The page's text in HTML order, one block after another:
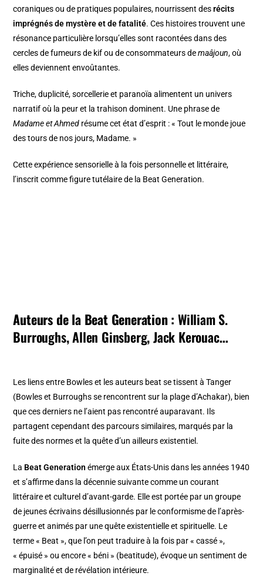
coraniques ou de pratiques populaires, nourrissent desrécits
imprégnés de mystère et de fatalité. Ces histoires trouvent une
résonance particulière lorsqu’elles sont racontées dans des
cercles de fumeurs de kif ou de consommateurs demaâjoun, où
elles deviennent envoûtantes.
Triche, duplicité, sorcellerie et paranoïa alimentent un univers
narratif où la peur et la trahison dominent. Une phrase de
Madame et Ahmed résume cet état d’esprit : « Tout le monde joue
des tours de nos jours, Madame. »
Cette expérience sensorielle à la fois personnelle et littéraire,
l’inscrit comme figure tutélaire de la Beat Generation.
Auteurs de la Beat Generation :William S.
Burroughs,Allen Ginsberg,Jack Kerouac…
Les liens entre Bowles et les auteurs beat se tissent à Tanger
(Bowles et Burroughs se rencontrent sur la plage d’Achakar), bien
que ces derniers ne l’aient pas rencontré auparavant. Ils
partagent cependant des parcours similaires, marqués par la
fuite des normes et la quête d’un ailleurs existentiel.
La Beat Generation émerge aux États-Unis dans les années 1940
et s’affirme dans la décennie suivante comme un courant
littéraire et culturel d’avant-garde. Elle est portée par un groupe
de jeunes écrivains désillusionnés par le conformisme de l’après-
guerre et animés par une quête existentielle et spirituelle. Le
terme « Beat », que l’on peut traduire à la fois par « cassé »,
« épuisé » ou encore « béni » (beatitude), évoque un sentiment de
marginalité et de révélation intérieure.